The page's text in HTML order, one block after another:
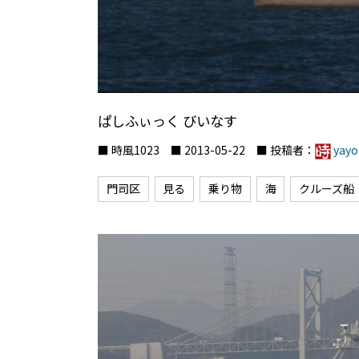
ぱしふぃっく びいなす
■ 時風1023 ■ 2013-05-22 ■ 投稿者：
門司区 見る 乗り物 海 クルーズ船